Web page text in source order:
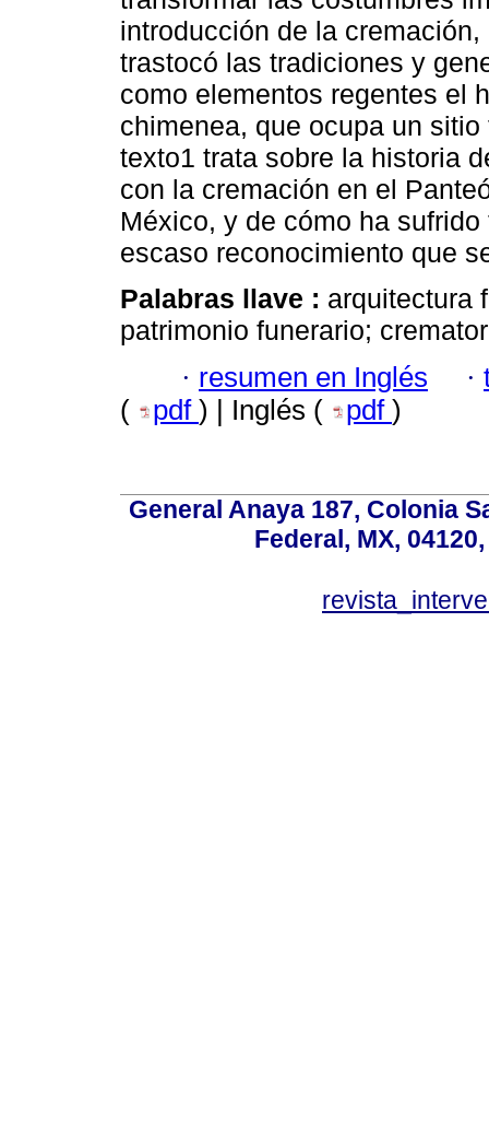
introducción de la
trastocó las tradiciones y
como elementos regentes el
chimenea, que ocupa un
texto1 trata sobre la historia
con la cremación en el
México, y de cómo ha
escaso reconocimiento que
Palabras llave : arquitectura
patrimonio funerario;
· resumen en Inglés ·
(
pdf ) | Inglés ( pdf )
General Anaya 187, Colonia
Federal, MX,